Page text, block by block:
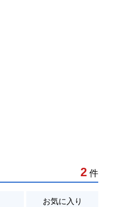
2 件
お気に入り